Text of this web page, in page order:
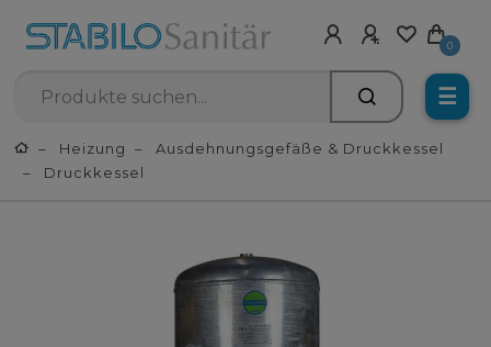
0
☰
Heizung
Ausdehnungsgefäße & Druckkessel
Druckkessel